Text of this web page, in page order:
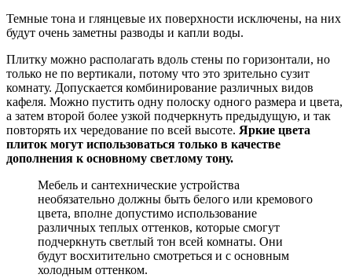
Темные тона и глянцевые их поверхности исключены, на них
будут очень заметны разводы и капли воды.
Плитку можно располагать вдоль стены по горизонтали, но
только не по вертикали, потому что это зрительно сузит
комнату. Допускается комбинирование различных видов
кафеля. Можно пустить одну полоску одного размера и цвета,
а затем второй более узкой подчеркнуть предыдущую, и так
повторять их чередование по всей высоте. Яркие цвета
плиток могут использоваться только в качестве
дополнения к основному светлому тону.
Мебель и сантехнические устройства
необязательно должны быть белого или кремового
цвета, вполне допустимо использование
различных теплых оттенков, которые смогут
подчеркнуть светлый тон всей комнаты. Они
будут восхитительно смотреться и с основным
холодным оттенком.